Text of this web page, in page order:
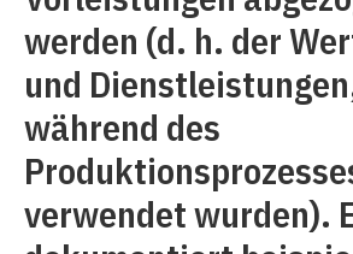
werden (d. h. der
und
während des
verwendet wurden).